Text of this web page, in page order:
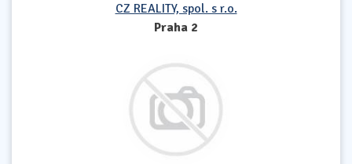
CZ REALITY, spol. s r.o.
Praha 2